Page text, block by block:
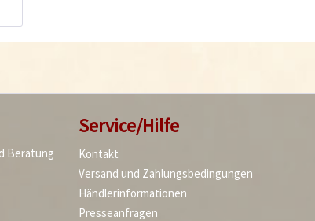
Beratung
Service/Hilfe
Kontakt
Versand und Zahlungsbedingungen
Händlerinformationen
Presseanfragen